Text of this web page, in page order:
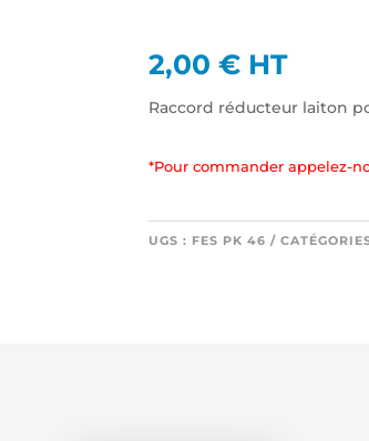
2,00€ HT
Raccord réducteur laiton
*Pour commander appelez-
UGS : FES PK 46